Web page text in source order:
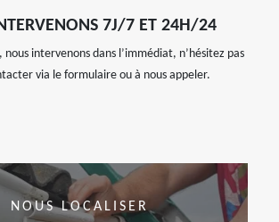
7J/7 ET 24H/24
nous intervenons dans l’immédiat, n’hésitez pas
via le formulaire ou à nous appeler.
NOUS LOCALISER